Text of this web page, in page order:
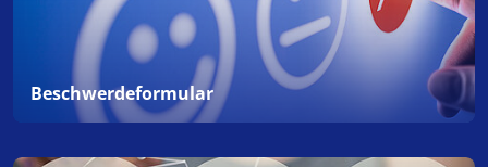
Beschwerdeformular